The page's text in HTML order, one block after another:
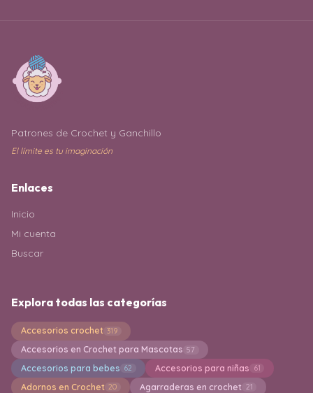
Patrones de Crochet y Ganchillo
El límite es tu imaginación
Enlaces
Inicio
Mi cuenta
Buscar
Explora todas las categorías
Accesorios crochet 319
Accesorios en Crochet para Mascotas 57
Accesorios para bebes 62 Accesorios para niñas 61
Adornos en Crochet 20 Agarraderas en crochet 21